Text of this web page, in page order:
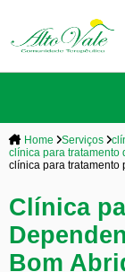
Home Serviços
clínica para tratamento
clínica para tratamento
Clínica
Bom